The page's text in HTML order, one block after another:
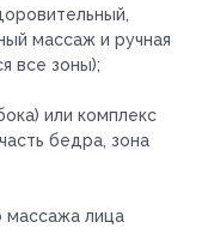
массаж и ручная
все зоны);
или комплекс
бедра, зона
массажа лица